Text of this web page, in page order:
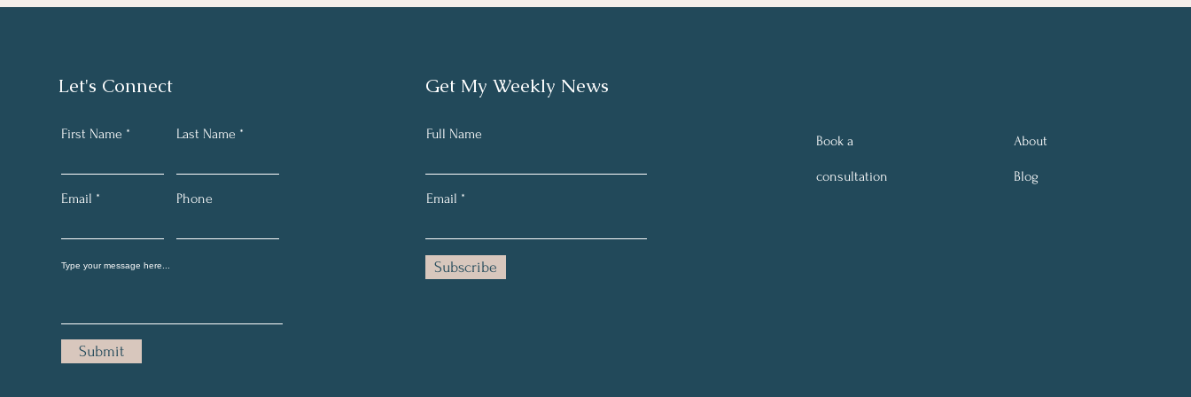
Let's Connect
First Name Last Name
Email Phone
Submit
Get My Weekly News
Full Name
Email
Subscribe
Book a
consultation
About
Blog